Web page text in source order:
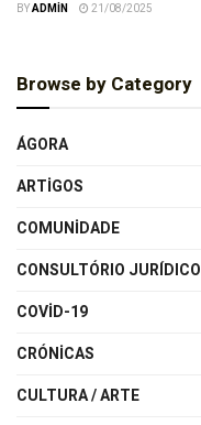
BYADMIN 21/08/2025
Browse by Category
ÁGORA
ARTIGOS
COMUNIDADE
CONSULTÓRIO JURÍDICO
COVID-19
CRÓNICAS
CULTURA / ARTE